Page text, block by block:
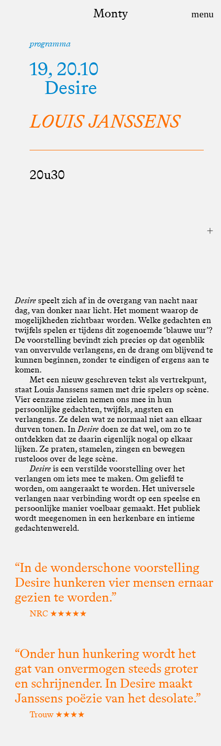
Monty
programma
19, 20.10
Desire
LOUIS JANSSENS
20u30
Desire speelt zich af in de overgang van nacht naar
dag, van donker naar licht. Het moment waarop de
mogelijkheden zichtbaar worden. Welke gedachten en
twijfels spelen er tijdens dit zogenoemde ‘blauwe uur’?
De voorstelling bevindt zich precies op dat ogenblik
van onvervulde verlangens, en de drang om blijvend te
kunnen beginnen, zonder te eindigen of ergens aan te
komen.
Met een nieuw geschreven tekst als vertrekpunt,
staat Louis Janssens samen met drie spelers op scène.
Vier eenzame zielen nemen ons mee in hun
persoonlijke gedachten, twijfels, angsten en
verlangens. Ze delen wat ze normaal niet aan elkaar
durven tonen. InDesire doen ze dat wel, om zo te
ontdekken dat ze daarin eigenlijk nogal op elkaar
lijken. Ze praten, stamelen, zingen en bewegen
rusteloos over de lege scène.
Desire is een verstilde voorstelling over het
verlangen om iets mee te maken. Om geliefd te
worden, om aangeraakt te worden. Het universele
verlangen naar verbinding wordt op een speelse en
persoonlijke manier voelbaar gemaakt. Het publiek
wordt meegenomen in een herkenbare en intieme
gedachtenwereld.
“In de wonderschone voorstelling
Desire hunkeren vier mensen ernaar
gezien te worden.”
NRC ★★★★★
“Onder hun hunkering wordt het
gat van onvermogen steeds groter
en schrijnender. In Desire maakt
Janssens poëzie van het desolate.”
Trouw ★★★★